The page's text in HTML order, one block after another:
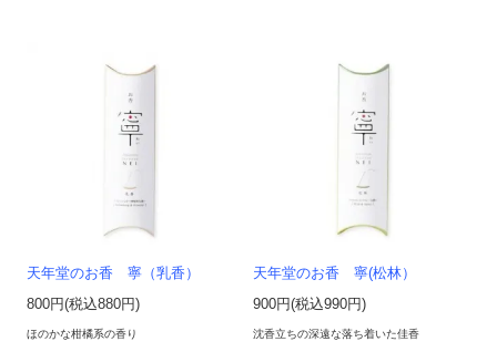
天年堂のお香 寧（乳香）
800円(税込880円)
ほのかな柑橘系の香り
天年堂のお香 寧(松林）
900円(税込990円)
沈香立ちの深遠な落ち着いた佳香